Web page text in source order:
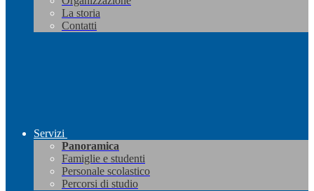
La storia
Contatti
Servizi
Panoramica
Famiglie e studenti
Personale scolastico
Percorsi di studio